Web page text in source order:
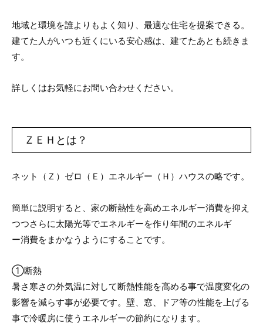
地域と環境を誰よりもよく知り、最適な住宅を提案できる。
建てた人がいつも近くにいる安心感は、建てたあとも続きま
す。
詳しくはお気軽にお問い合わせください。
ＺＥＨとは？
ネット（Ｚ）ゼロ（Ｅ）エネルギー（Ｈ）ハウスの略です。
簡単に説明すると、家の断熱性を高めエネルギー消費を抑え
つつさらに太陽光等でエネルギーを作り年間のエネルギ
ー消費をまかなうようにすることです。
①断熱
暑さ寒さの外気温に対して断熱性能を高める事で温度変化の
影響を減らす事が必要です。壁、窓、ドア等の性能を上げる
事で冷暖房に使うエネルギーの節約になります。